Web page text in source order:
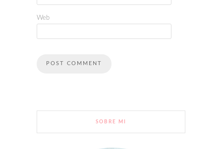
Web
SOBRE MI